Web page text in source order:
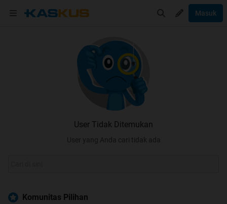
Masuk
User Tidak Ditemukan
User yang Anda cari tidak ada
Komunitas Pilihan